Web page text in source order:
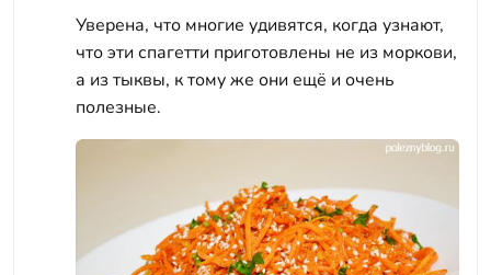
Уверена, что многие удивятся, когда узнают,
что эти спагетти приготовлены не из моркови,
а из тыквы, к тому же они ещё и очень
полезные.